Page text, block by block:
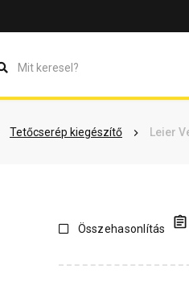
Tetőcserép kiegészítő Leier
Vásárlói vélemények
Összehasonlítás